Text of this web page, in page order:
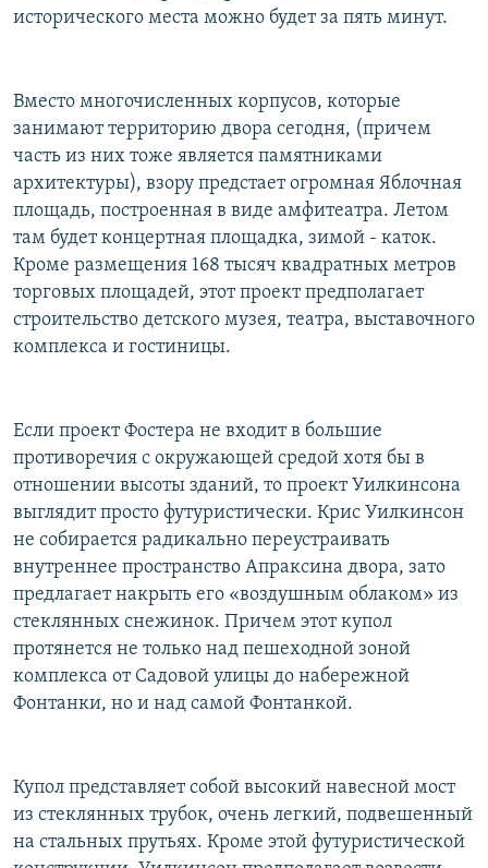
исторического места можно будет за пять минут.
Вместо многочисленных корпусов, которые
занимают территорию двора сегодня, (причем
часть из них тоже является памятниками
архитектуры), взору предстает огромная Яблочная
площадь, построенная в виде амфитеатра. Летом
там будет концертная площадка, зимой - каток.
Кроме размещения 168 тысяч квадратных метров
торговых площадей, этот проект предполагает
строительство детского музея, театра, выставочного
комплекса и гостиницы.
Если проект Фостера не входит в большие
противоречия с окружающей средой хотя бы в
отношении высоты зданий, то проект Уилкинсона
выглядит просто футуристически. Крис Уилкинсон
не собирается радикально переустраивать
внутреннее пространство Апраксина двора, зато
предлагает накрыть его «воздушным облаком» из
стеклянных снежинок. Причем этот купол
протянется не только над пешеходной зоной
комплекса от Садовой улицы до набережной
Фонтанки, но и над самой Фонтанкой.
Купол представляет собой высокий навесной мост
из стеклянных трубок, очень легкий, подвешенный
на стальных прутьях. Кроме этой футуристической